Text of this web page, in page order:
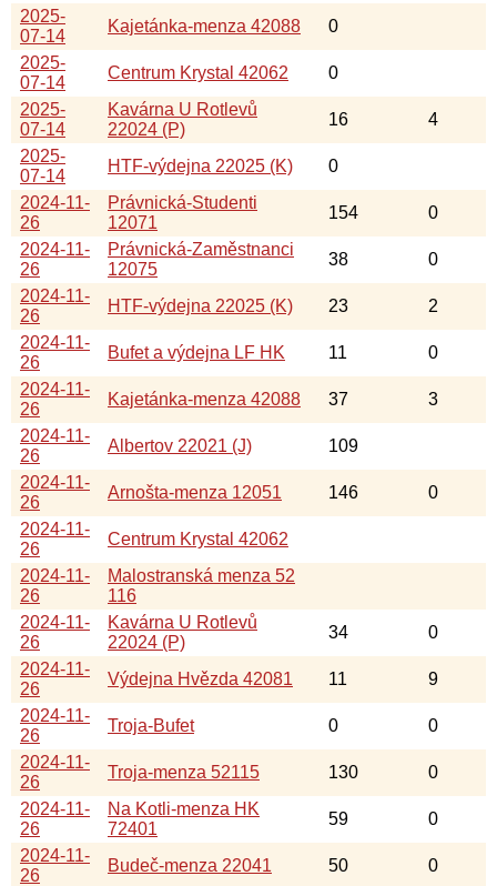
2025-
07-14
Kajetánka-menza 42088
0
2025-
07-14
Centrum Krystal 42062
0
2025-
07-14
Kavárna U Rotlevů
22024 (P)
16
4
2025-
07-14
HTF-výdejna 22025 (K)
0
2024-11-
26
Právnická-Studenti
12071
154
0
2024-11-
26
Právnická-Zaměstnanci
12075
38
0
2024-11-
26
HTF-výdejna 22025 (K) 23
2
2024-11-
26
Bufet a výdejna LF HK 11
0
2024-11-
26
Kajetánka-menza 42088 37
3
2024-11-
26
Albertov 22021 (J)
109
2024-11-
26
Arnošta-menza 12051 146
0
2024-11-
26
Centrum Krystal 42062
2024-11-
26
Malostranská menza 52
116
2024-11-
26
Kavárna U Rotlevů
22024 (P)
34
0
2024-11-
26
Výdejna Hvězda 42081 11
9
2024-11-
26
Troja-Bufet 0
0
2024-11-
26
Troja-menza 52115 130
0
2024-11-
26
Na Kotli-menza HK
72401
59
0
2024-11-
26
Budeč-menza 22041 50
0